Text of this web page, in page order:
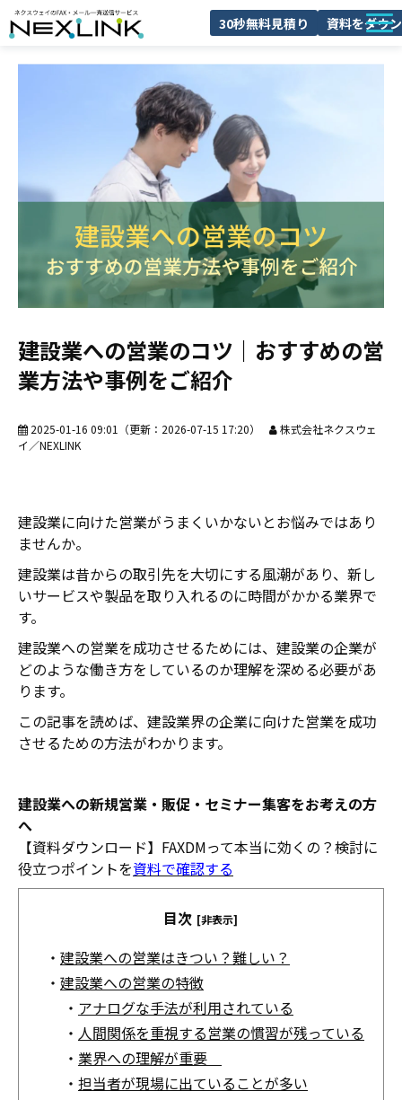
30秒無料見積り 資料をダウ
NEXLINKとは
FAXDMとは
導入事例
ブログ
よくあるご質問
セミナー
建設業への営業のコツ｜おすすめの営
業方法や事例をご紹介
2025-01-16 09:01 （更新： 2026-07-15 17:20）
株式会社ネクスウェ
イ／NEXLINK
建設業に向けた営業がうまくいかないとお悩みではあり
ませんか。
建設業は昔からの取引先を大切にする風潮があり、新し
いサービスや製品を取り入れるのに時間がかかる業界で
す。
建設業への営業を成功させるためには、建設業の企業が
どのような働き方をしているのか理解を深める必要があ
ります。
この記事を読めば、建設業界の企業に向けた営業を成功
させるための方法がわかります。
建設業への新規営業・販促・セミナー集客をお考えの方
へ
【資料ダウンロード】FAXDMって本当に効くの？検討に
役立つポイントを資料で確認する
目次 [非表示]
・ 建設業への営業はきつい？難しい？
・ 建設業への営業の特徴
・ アナログな手法が利用されている
・ 人間関係を重視する営業の慣習が残っている
・ 業界への理解が重要
・ 担当者が現場に出ていることが多い